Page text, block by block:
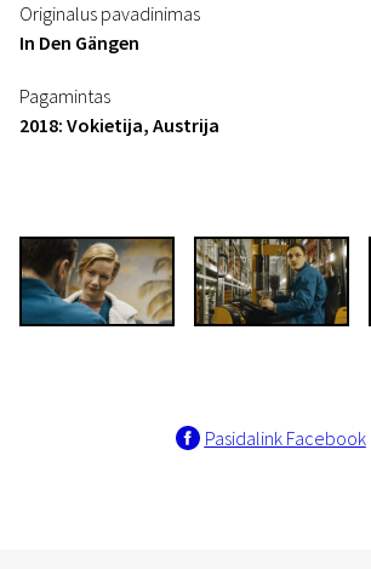
Originalus pavadinimas
In Den Gängen
Pagamintas
2018: Vokietija, Austrija
Pasidalink Facebook